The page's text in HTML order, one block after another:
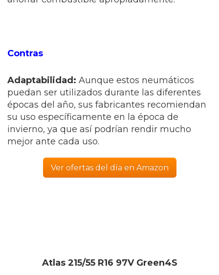
Contras
Adaptabilidad: Aunque estos neumáticos
puedan ser utilizados durante las diferentes
épocas del año, sus fabricantes recomiendan
su uso específicamente en la época de
invierno, ya que así podrían rendir mucho
mejor ante cada uso.
Ver ofertas del día en Amazon
Atlas 215/55 R16 97V Green4S